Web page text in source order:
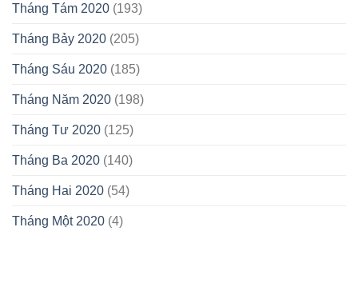
Tháng Tám 2020 (193)
Tháng Bảy 2020 (205)
Tháng Sáu 2020 (185)
Tháng Năm 2020 (198)
Tháng Tư 2020 (125)
Tháng Ba 2020 (140)
Tháng Hai 2020 (54)
Tháng Một 2020 (4)